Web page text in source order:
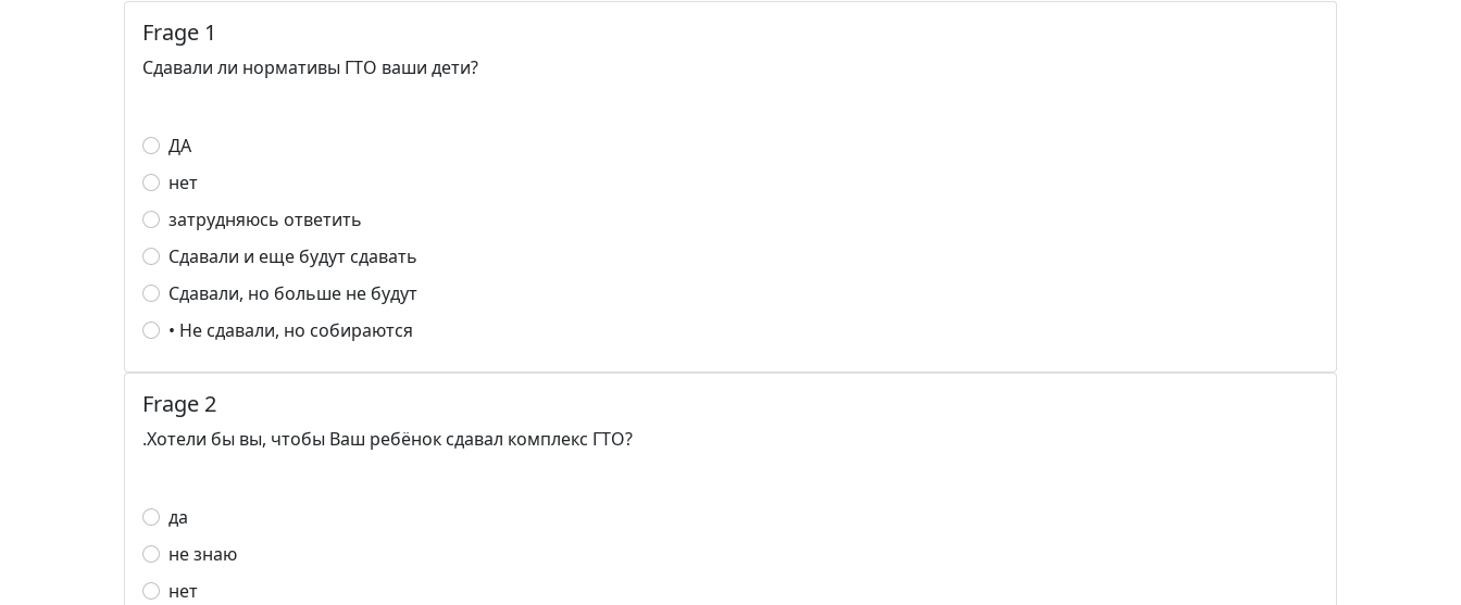
Frage 1
Сдавали ли нормативы ГТО ваши дети?
ДА
нет
затрудняюсь ответить
Сдавали и еще будут сдавать
Сдавали, но больше не будут
• Не сдавали, но собираются
Frage 2
.Хотели бы вы, чтобы Ваш ребёнок сдавал комплекс ГТО?
да
не знаю
нет